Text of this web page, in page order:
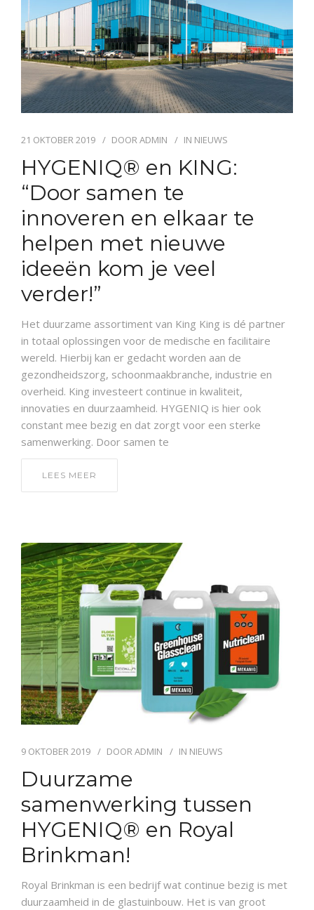
21 OKTOBER 2019 DOORADMIN IN NIEUWS
HYGENIQ® en KING:
“Door samen te
innoveren en elkaar te
helpen met nieuwe
ideeën kom je veel
verder!”
Het duurzame assortiment van King King is dé partner
in totaal oplossingen voor de medische en facilitaire
wereld. Hierbij kan er gedacht worden aan de
gezondheidszorg, schoonmaakbranche, industrie en
overheid. King investeert continue in kwaliteit,
innovaties en duurzaamheid. HYGENIQ is hier ook
constant mee bezig en dat zorgt voor een sterke
samenwerking. Door samen te
LEES MEER
9 OKTOBER 2019 DOORADMIN IN NIEUWS
Duurzame
samenwerking tussen
HYGENIQ® en Royal
Brinkman!
Royal Brinkman is een bedrijf wat continue bezig is met
duurzaamheid in de glastuinbouw. Het is van groot